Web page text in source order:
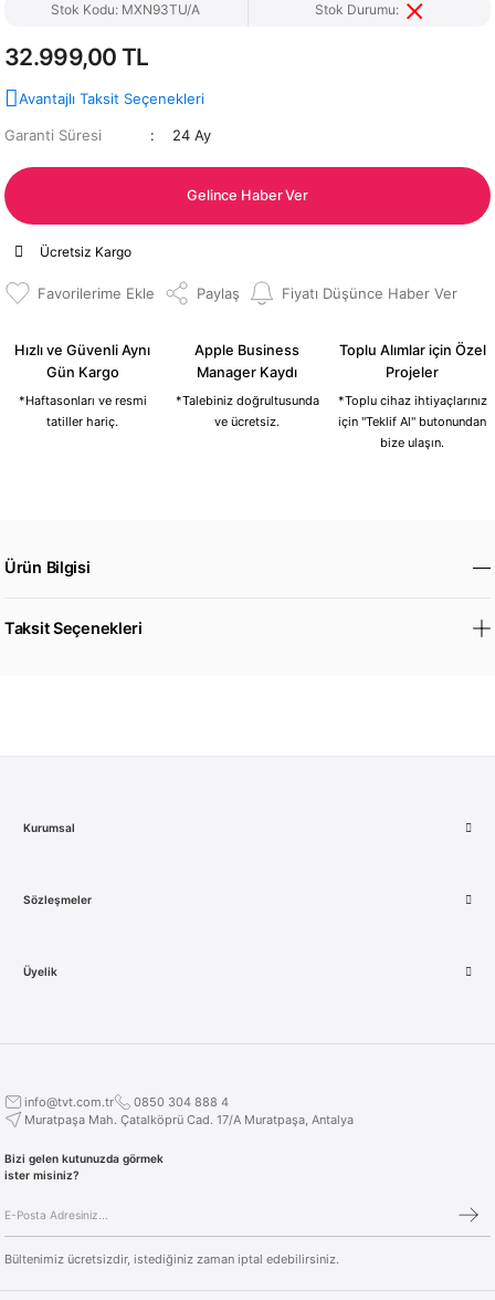
Stok Kodu: MXN93TU/A Stok Durumu:
32.999,00 TL
Avantajlı Taksit Seçenekleri
Garanti Süresi 24 Ay
Gelince Haber Ver
Ücretsiz Kargo
Paylaş Fiyatı Düşünce Haber Ver
Hızlı ve Güvenli Aynı
Gün Kargo
*Haftasonları ve resmi
tatiller hariç.
Apple Business
Manager Kaydı
*Talebiniz doğrultusunda
ve ücretsiz.
Toplu Alımlar için Özel
Projeler
*Toplu cihaz ihtiyaçlarınız
için "Teklif Al" butonundan
bize ulaşın.
Ürün Bilgisi
Taksit Seçenekleri
Kurumsal
Sözleşmeler
Üyelik
info@tvt.com.tr
0850 304 888 4
Muratpaşa Mah. Çatalköprü Cad. 17/A Muratpaşa, Antalya
Bizi gelen kutunuzda görmek
ister misiniz?
Bültenimiz ücretsizdir, istediğiniz zaman iptal edebilirsiniz.